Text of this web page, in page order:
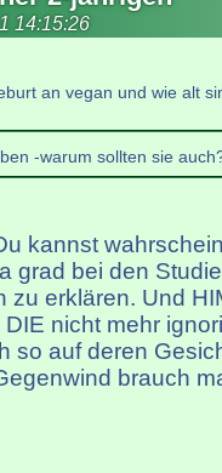
14:15:26
an vegan und wie alt
-warum sollten sie
kannst
grad bei den
erklären. Und
nicht mehr
so auf deren
brauch